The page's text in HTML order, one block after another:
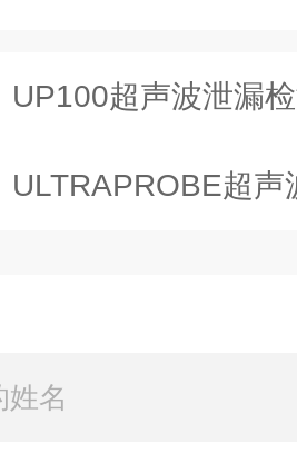
UP100超声波泄漏检测
ULTRAPROBE超声波泄漏.轴